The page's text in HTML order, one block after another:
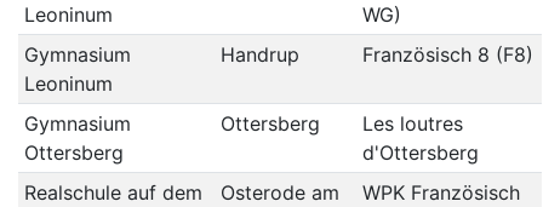
Leoninum
WG)
Gymnasium
Leoninum
Handrup Französisch 8 (F8)
Gymnasium
Ottersberg
Ottersberg
Les loutres
d'Ottersberg
Realschule auf dem
Osterode am
WPK Französisch